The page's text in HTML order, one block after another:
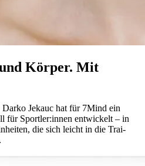
Körper. Mit
Jekauc hat für 7Mind ein
für Sportler:innen ent­wi­ckelt – in
die sich leicht in die Trai­